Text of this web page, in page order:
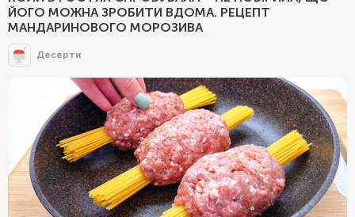
ЙОГО МОЖНА ЗРОБИТИ ВДОМА. РЕЦЕПТ
МАНДАРИНОВОГО МОРОЗИВА
Десерти